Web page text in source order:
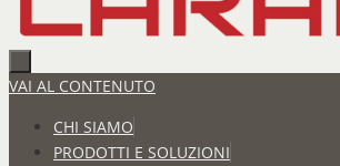
VAI AL CONTENUTO
CHI SIAMO
PRODOTTI E SOLUZIONI